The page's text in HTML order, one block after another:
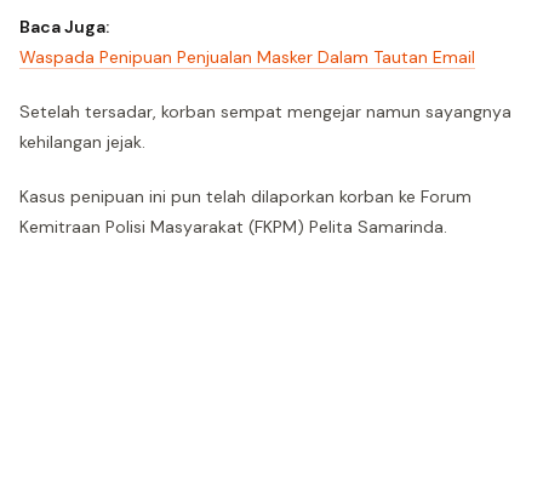
Baca Juga:
Waspada Penipuan Penjualan Masker Dalam Tautan Email
Setelah tersadar, korban sempat mengejar namun sayangnya
kehilangan jejak.
Kasus penipuan ini pun telah dilaporkan korban ke Forum
Kemitraan Polisi Masyarakat (FKPM) Pelita Samarinda.